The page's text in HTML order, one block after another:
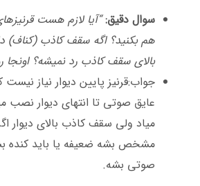
سوال دقیق: “آیا لازم هست
هم بکنید؟ اگه سقف کاذب (کناف)
بالای سقف کاذب رد نمیشه؟ اونجا
جواب:قرنیز پایین دیوار نیاز
عایق صوتی تا انتهای دیوار نصب
میاد ولی سقف کاذب بالای
مشخص بشه ضعیفه یا باید کنده
صوتی بشه.